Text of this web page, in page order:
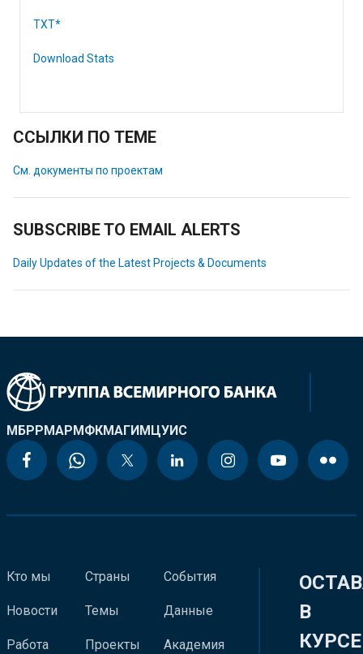
TXT*
Download Stats
ССЫЛКИ ПО ТЕМЕ
См. документы по проектам
SUBSCRIBE TO EMAIL ALERTS
Daily Updates of the Latest Projects & Documents
МБРРМАРМФКМАГИМЦУИС
Кто мы
Новости
Работа
Страны
Темы
Проекты
События
Данные
Академия
В
КУРСЕ